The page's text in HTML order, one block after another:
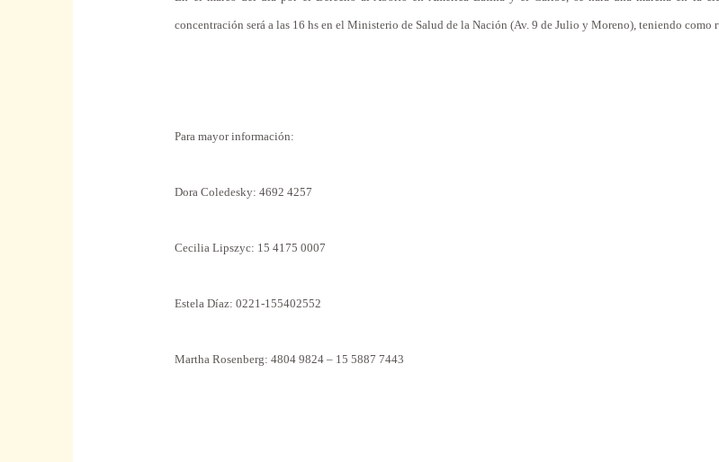
concentración será a las 16 hs en elMinisterio de Salud dela Nación (Av. 9 de Julio y Moreno), teniendo como
Para mayor información:
Dora Coledesky: 4692 4257
Cecilia Lipszyc: 15 4175 0007
Estela Díaz: 0221-155402552
Martha Rosenberg: 4804 9824 – 15 5887 7443